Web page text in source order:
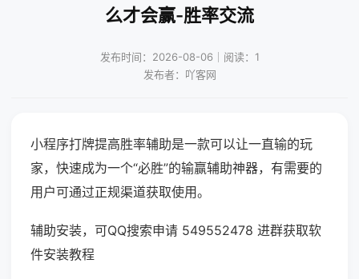
么才会赢-胜率交流
发布时间：2026-08-06｜阅读：1
发布者：吖客网
小程序打牌提高胜率辅助是一款可以让一直输的玩
家，快速成为一个“必胜”的输赢辅助神器，有需要的
用户可通过正规渠道获取使用。
辅助安装，可QQ搜索申请 549552478 进群获取软
件安装教程